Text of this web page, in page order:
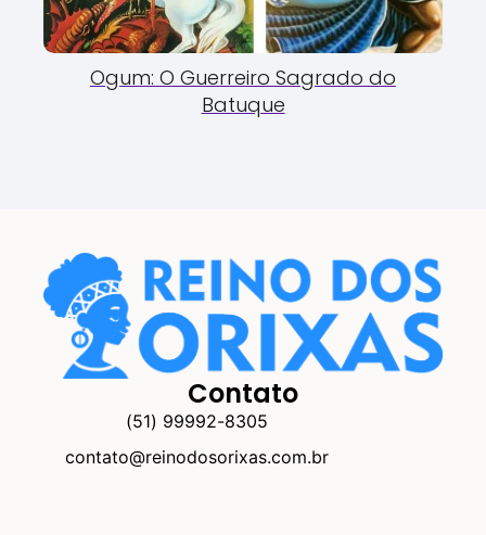
Ogum: O Guerreiro Sagrado do
Batuque
Contato
(51) 99992-8305
contato@reinodosorixas.com.br